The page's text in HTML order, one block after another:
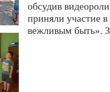
обсудив
приняли участие
вежливым быть».